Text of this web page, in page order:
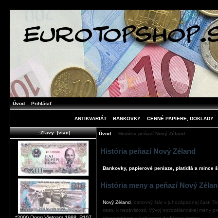
Úvod Prihlásiť
ANTIKVARIÁT BANKOVKY CENNÉ PAPIERE, DOKLADY
.::Zľavy [viac] Úvod:: História peňazí Nový Zéland
História peňazí Nový Zéland
Bankovky, papierové peniaze, platidlá a mince
História meny a peňazí Nový
Nový Zéland , ostrovný štát v juhozápadnej časti
cestu k nezávislosti. Vývoj novozélandskej meny